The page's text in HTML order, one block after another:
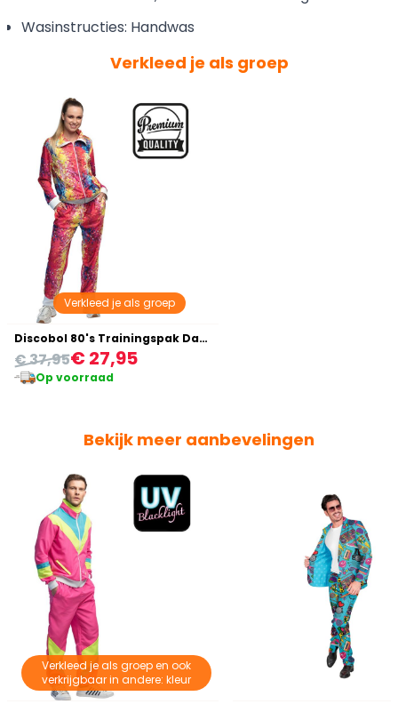
Wasinstructies: Handwas
Verkleed je als groep
Verkleed je als groep
Discobol 80's Trainingspak Dames
€ 27,95
€ 37,95
Op voorraad
Bekijk meer aanbevelingen
Verkleed je als groep en ook
verkrijgbaar in andere: kleur